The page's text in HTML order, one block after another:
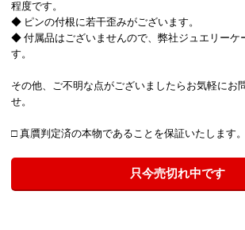
程度です。
◆ ピンの付根に若干歪みがございます。
◆ 付属品はございませんので、弊社ジュエリーケ
す。
その他、ご不明な点がございましたらお気軽にお
せ。
□ 真贋判定済の本物であることを保証いたします。
只今売切れ中です